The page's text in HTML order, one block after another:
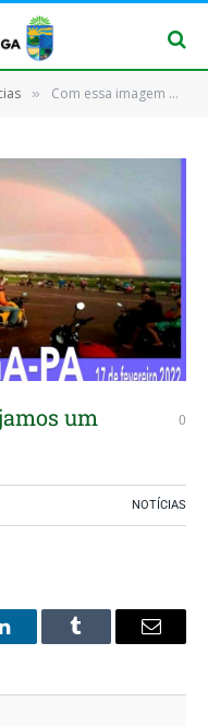
» Com essa imagem desejamos um ótimo final de semana!
um
0
NOTÍCIAS
O
Tumblr
E-